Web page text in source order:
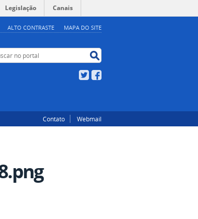
ALTO CONTRASTE MAPA DO SITE
Legislação Canais
no portal
Twitter
Contato Webmail